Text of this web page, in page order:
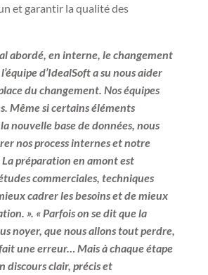
et garantir la qualité des
abordé, en interne, le changement
d’IdealSoft a su nous aider
du changement. Nos équipes
Même si certains éléments
nouvelle base de données, nous
nos process internes et notre
préparation en amont est
commerciales, techniques
cadrer les besoins et de mieux
». « Parfois on se dit que la
noyer, que nous allons tout perdre,
une erreur… Mais à chaque étape
discours clair, précis et